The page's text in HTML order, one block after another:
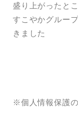
盛り上がったと
すこやかグルー
きました
※個人情報保護